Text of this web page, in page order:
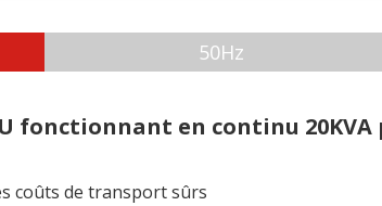
50Hz
fonctionnant en continu
coûts de transport sûrs